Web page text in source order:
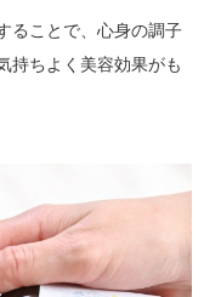
ることで、心身の調子
持ちよく美容効果がも